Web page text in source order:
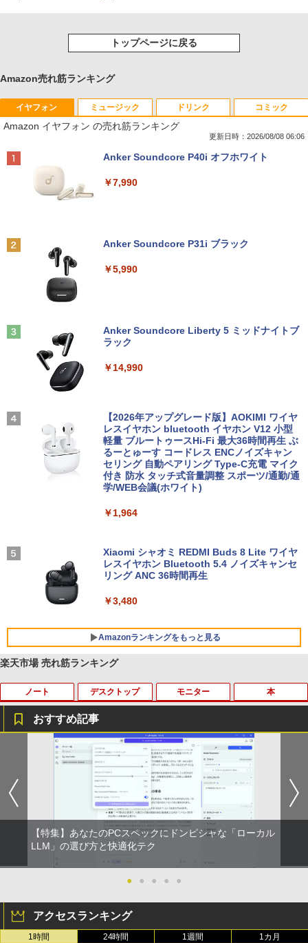
トップページに戻る
Amazon売れ筋ランキング
イヤフォン
Amazon イヤフォン の売れ筋ランキング
更新日時：2026/08/08 06:06
Anker Soundcore P40i オフホワイト
￥7,990
Anker Soundcore P31i ブラック
￥5,990
Anker Soundcore Liberty 5 ミッドナイトブ
ラック
￥14,990
【2026年アップグレード版】AOKIMI ワイヤ
レスイヤホン bluetooth イヤホン V12 小型
軽量 ブルートゥースHi-Fi 最大36時間再生 ぶ
るーとゅーす コードレス ENCノイズキャン
セリング 自動ペアリング Type-C充電 マイク
付き 防水 タッチ式音量調整 スポーツ/通勤/通
学/WEB会議(ホワイト)
￥1,964
Xiaomi シャオミ REDMI Buds 8 Lite ワイヤ
レスイヤホン Bluetooth 5.4 ノイズキャンセ
リング ANC 36時間再生
￥3,480
Amazonランキングをもっと見る
ミュージック
BRUCE WAYNE feat. Flo Milli, ATL Jacob
[Explicit]
￥250
BRUCE WAYNE feat. Flo Milli, ATL Jacob
[Explicit]
￥250
On My Road (Stadium ver.)
ドリンク
【Amazon.co.jp限定】 い・ろ・は・す 2L P
ET ラベルレス ×8本
￥1,112
by Amazon 天然水 ラベルレス 500ml ×24本
富士山の天然水 バナジウム含有 水 ミネラル
ウォーター ペットボトル 静岡県産 500ミリリ
ットル (Smart Basic)
￥1,380
by Amazon 天然水ラベルレス 2L×9本
￥1,117
コミック
薬屋のひとりごと 17巻 (デジタル版ビッグガ
ンガンコミックス)
￥770
異世界居酒屋「のぶ」(22) (角川コミックス・
エース)
￥832
ONE PIECE モノクロ版 115 (ジャンプコミッ
クスDIGITAL)
￥594
楽天市場 売れ筋ランキング
ノート デスクトップ モニター 本
妹は知っている（8） 【電子限定特典つ
き】 【電子書籍】[ 雁木万里 ]
信じていた仲間達にダンジョン奥地で殺
ベル9999の仲間達を手に入れて元パーテ
ィーメンバーと世界に復讐＆『ざま
￥792
おすすめ記事
【特集】あなたのPCスペックにドンピシャな「ローカル
LLM」の選び方と快適化テク
● ● ● ● ●
アクセスランキング
1時間 24時間 1週間 1カ月